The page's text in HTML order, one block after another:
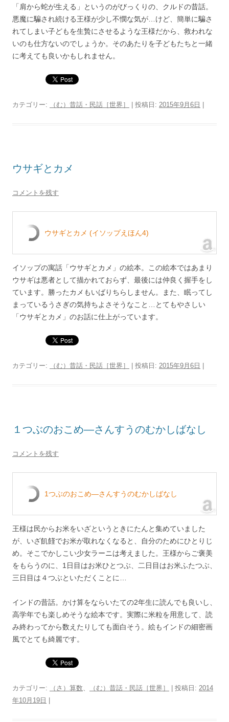
「肩から蛇が生える」というのがびっくりの、クルドの昔話。
悪魔に騙され続ける王様が少し不憫な気が…けど、簡単に騙さ
れてしまい子どもを生贄にさせるような王様だから、救われな
いのも仕方ないのでしょうか。そのあたりを子どもたちと一緒
に考えても良いかもしれません。
カテゴリー: （む）昔話・民話［世界］ | 投稿日: 2015年9月6日
ウサギとカメ
コメントを残す
ウサギとカメ (イソップえほん4)
イソップの寓話「ウサギとカメ」の絵本。この絵本ではあまり
ウサギは悪者として描かれておらず、最後には仲良く握手をし
ています。勝ったカメもいばりちらしません。また、眠ってし
まっているうさぎの気持ちよさそうなこと…とてもやさしい
「ウサギとカメ」のお話に仕上がっています。
カテゴリー: （む）昔話・民話［世界］ | 投稿日: 2015年9月6日
１つぶのおこめ―さんすうのむかしばなし
コメントを残す
1つぶのおこめ―さんすうのむかしばなし
王様は民からお米をいざというときにたんと集めていました
が、いざ飢饉でお米が取れなくなると、自分のためにひとりじ
め。そこでかしこい少女ラーニは考えました。王様からご褒美
をもらうのに、1日目はお米ひとつぶ、二日目はお米ふたつぶ、
三日目は４つぶといただくことに…
インドの昔話。かけ算をならいたての2年生に読んでも良いし、
高学年でも楽しめそうな絵本です。実際に米粒を用意して、読
み終わってから数えたりしても面白そう。絵もインドの細密画
風でとても綺麗です。
カテゴリー: （さ）算数、 （む）昔話・民話［世界］ | 投稿日: 2014
年10月19日